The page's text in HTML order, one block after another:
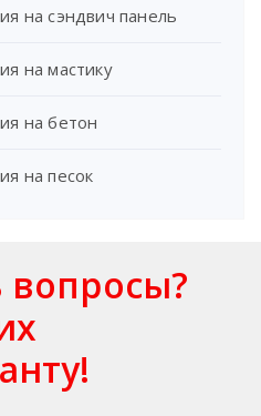
на сэндвич панель
на мастику
на бетон
на песок
вопросы?